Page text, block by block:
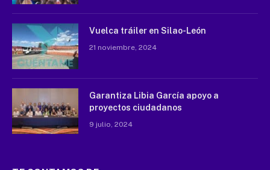
Vuelca tráiler en Silao-León
21 noviembre, 2024
Garantiza Libia García apoyo a
proyectos ciudadanos
9 julio, 2024